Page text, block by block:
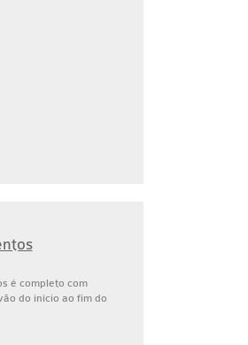
é completo com
do início ao fim do